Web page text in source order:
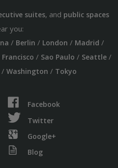
suites, and public spaces
you:
/ Berlin / London / Madrid /
Francisco / Sao Paulo / Seattle/
/ Washington / Tokyo
Facebook
Twitter
Google+
Blog